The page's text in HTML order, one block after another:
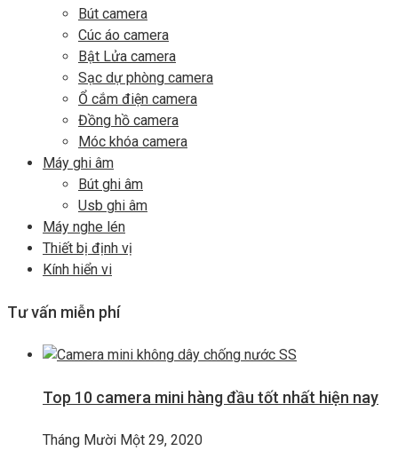
Bút camera
Cúc áo camera
Bật Lửa camera
Sạc dự phòng camera
Ổ cắm điện camera
Đồng hồ camera
Móc khóa camera
Máy ghi âm
Bút ghi âm
Usb ghi âm
Máy nghe lén
Thiết bị định vị
Kính hiển vi
Tư vấn miễn phí
Top 10 camera mini hàng đầu tốt nhất hiện nay
Tháng Mười Một 29, 2020